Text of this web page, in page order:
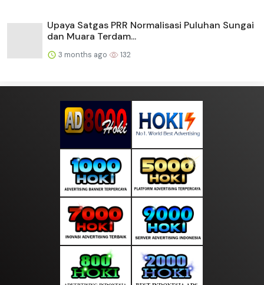
Upaya Satgas PRR Normalisasi Puluhan Sungai
dan Muara Terdam...
3 months ago 132